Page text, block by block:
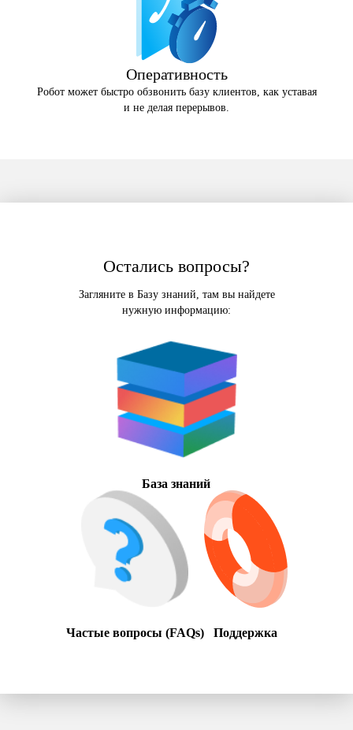
Оперативность
Робот может быстро обзвонить базу клиентов, как уставая
и не делая перерывов.
Остались вопросы?
Загляните в Базу знаний, там вы найдете
нужную информацию:
База знаний
Частые вопросы (FAQs) Поддержка